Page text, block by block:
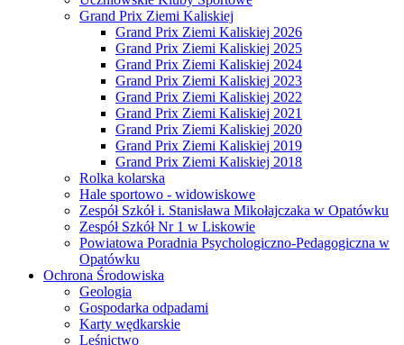
Grand Prix Ziemi Kaliskiej
Grand Prix Ziemi Kaliskiej 2026
Grand Prix Ziemi Kaliskiej 2025
Grand Prix Ziemi Kaliskiej 2024
Grand Prix Ziemi Kaliskiej 2023
Grand Prix Ziemi Kaliskiej 2022
Grand Prix Ziemi Kaliskiej 2021
Grand Prix Ziemi Kaliskiej 2020
Grand Prix Ziemi Kaliskiej 2019
Grand Prix Ziemi Kaliskiej 2018
Rolka kolarska
Hale sportowo - widowiskowe
Zespół Szkół i. Stanisława Mikołajczaka w Opatówku
Zespół Szkół Nr 1 w Liskowie
Powiatowa Poradnia Psychologiczno-Pedagogiczna w
Opatówku
Ochrona Środowiska
Geologia
Gospodarka odpadami
Karty wędkarskie
Leśnictwo